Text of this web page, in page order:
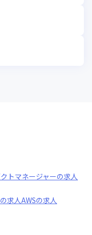
トマネージャーの求人
の求人AWSの求人